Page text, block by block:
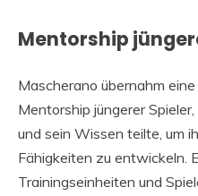
Mentorship
Mascherano übernahm
Mentorship jüngerer
und sein Wissen teilte, um
Fähigkeiten zu entwickeln.
Trainingseinheiten und